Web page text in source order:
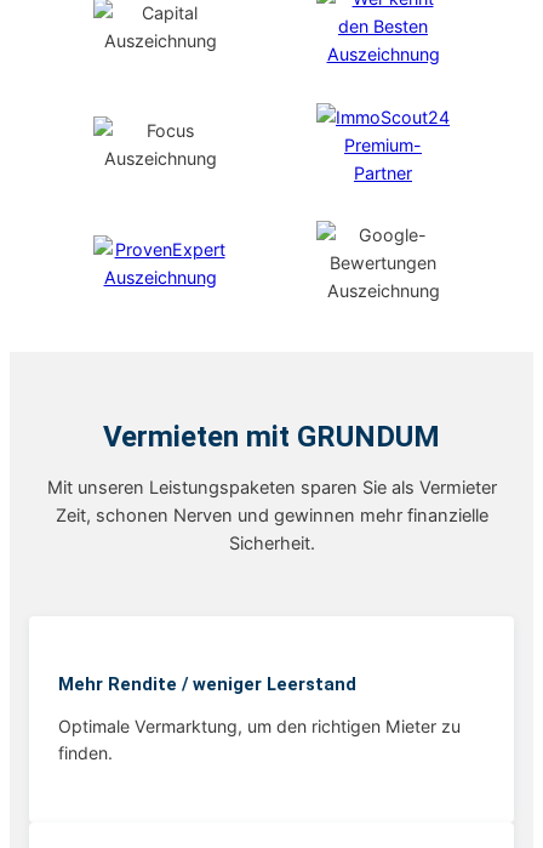
Vermieten mit GRUNDUM
Mit unseren Leistungspaketen sparen Sie als Vermieter
Zeit, schonen Nerven und gewinnen mehr finanzielle
Sicherheit.
Mehr Rendite / weniger Leerstand
Optimale Vermarktung, um den richtigen Mieter zu
finden.